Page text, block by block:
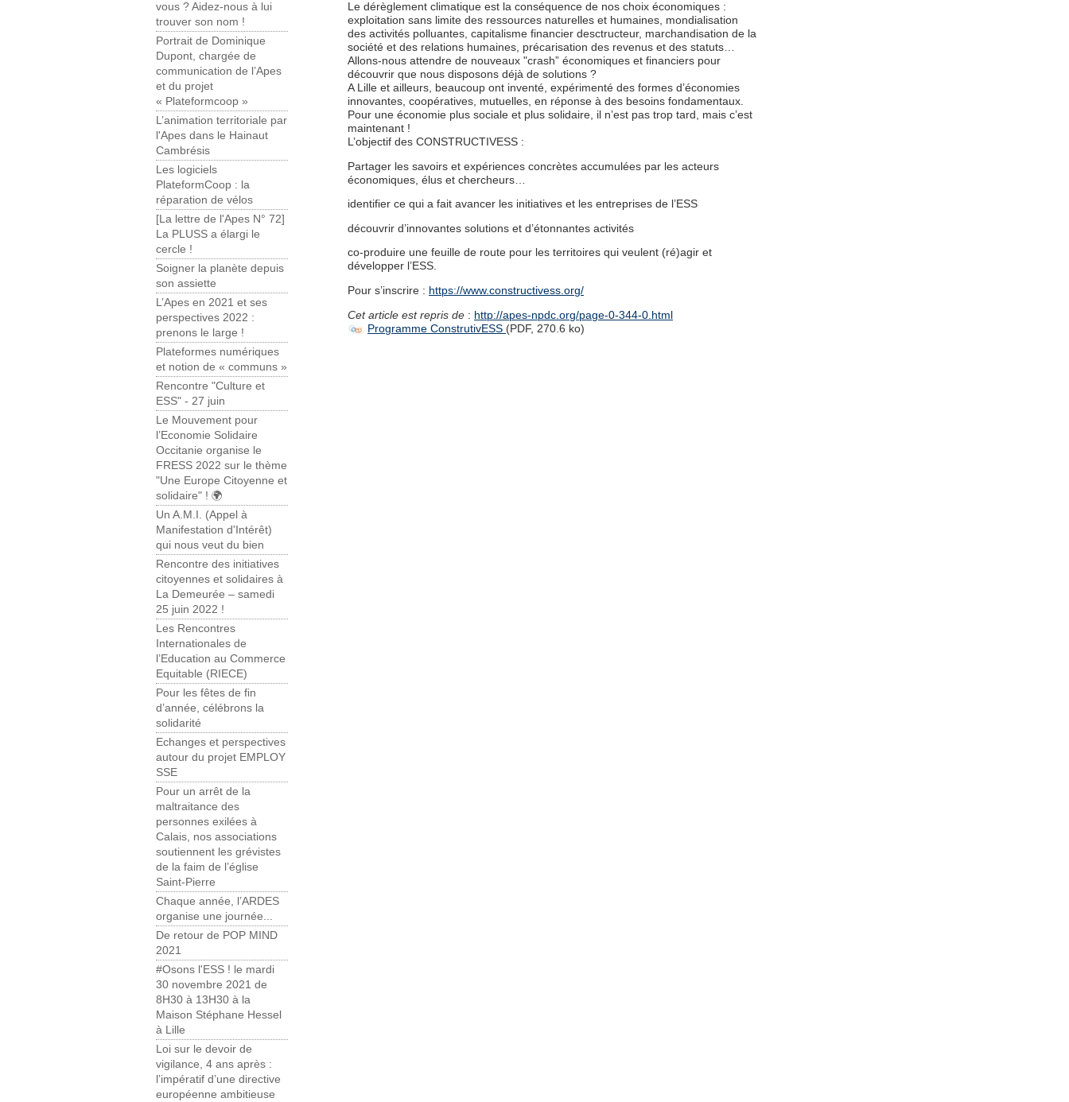
vous ? Aidez-nous à lui
trouver son nom !
Portrait de Dominique
Dupont, chargée de
communication de l’Apes
et du projet
« Plateformcoop »
L’animation territoriale par
l'Apes dans le Hainaut
Cambrésis
Les logiciels
PlateformCoop : la
réparation de vélos
[La lettre de l'Apes N° 72]
La PLUSS a élargi le
cercle !
Soigner la planète depuis
son assiette
L’Apes en 2021 et ses
perspectives 2022 :
prenons le large !
Plateformes numériques
et notion de « communs »
Rencontre "Culture et
ESS" - 27 juin
Le Mouvement pour
l’Economie Solidaire
Occitanie organise le
FRESS 2022 sur le thème
"Une Europe Citoyenne et
solidaire" ! 🌍
Un A.M.I. (Appel à
Manifestation d'Intérêt)
qui nous veut du bien
Rencontre des initiatives
citoyennes et solidaires à
La Demeurée – samedi
25 juin 2022 !
Les Rencontres
Internationales de
l’Education au Commerce
Equitable (RIECE)
Pour les fêtes de fin
d’année, célébrons la
solidarité
Echanges et perspectives
autour du projet EMPLOY
SSE
Pour un arrêt de la
maltraitance des
personnes exilées à
Calais, nos associations
soutiennent les grévistes
de la faim de l’église
Saint-Pierre
Chaque année, l’ARDES
organise une journée...
De retour de POP MIND
2021
#Osons l'ESS ! le mardi
30 novembre 2021 de
8H30 à 13H30 à la
Maison Stéphane Hessel
à Lille
Loi sur le devoir de
vigilance, 4 ans après :
l’impératif d’une directive
européenne ambitieuse
Le dérèglement climatique est la conséquence de nos choix économiques :
exploitation sans limite des ressources naturelles et humaines, mondialisation
des activités polluantes, capitalisme financier desctructeur, marchandisation de la
société et des relations humaines, précarisation des revenus et des statuts…
Allons-nous attendre de nouveaux "crash” économiques et financiers pour
découvrir que nous disposons déjà de solutions ?
A Lille et ailleurs, beaucoup ont inventé, expérimenté des formes d’économies
innovantes, coopératives, mutuelles, en réponse à des besoins fondamentaux.
Pour une économie plus sociale et plus solidaire, il n’est pas trop tard, mais c’est
maintenant !
L’objectif des CONSTRUCTIVESS :
Partager les savoirs et expériences concrètes accumulées par les acteurs
économiques, élus et chercheurs…
identifier ce qui a fait avancer les initiatives et les entreprises de l’ESS
découvrir d’innovantes solutions et d’étonnantes activités
co-produire une feuille de route pour les territoires qui veulent (ré)agir et
développer l’ESS.
Pour s’inscrire : https://www.constructivess.org/
Cet article est repris de : http://apes-npdc.org/page-0-344-0.html
Programme ConstrutivESS (PDF, 270.6 ko)